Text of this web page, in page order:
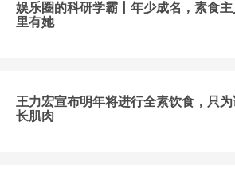
娱乐圈的科研学霸丨年少成名，素食
里有她
王力宏宣布明年将进行全素饮食，只
长肌肉